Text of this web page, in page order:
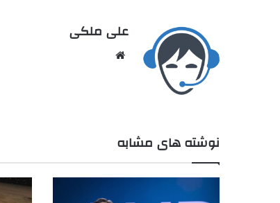
علی ملکی
نوشته های مشابه